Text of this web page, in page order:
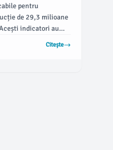
pentru
de 29,3 milioane
indicatori au
profitul,
Agenţia de Plăţi şi
Citește